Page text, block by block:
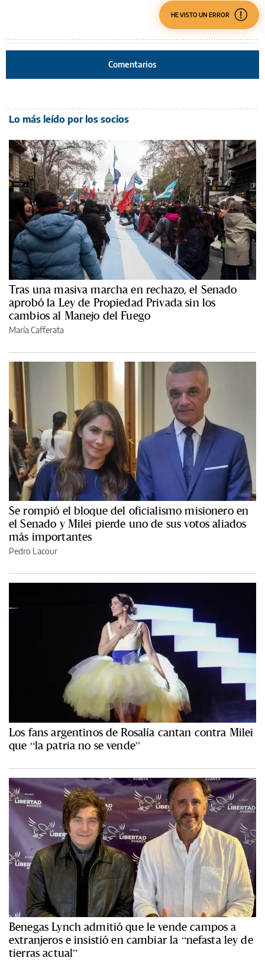
HE VISTO UN ERROR
Comentarios
Lo más leído por los socios
Tras una masiva marcha en rechazo, el Senado
aprobó la Ley de Propiedad Privada sin los
cambios al Manejo del Fuego
María Cafferata
Se rompió el bloque del oficialismo misionero en
el Senado y Milei pierde uno de sus votos aliados
más importantes
Pedro Lacour
Los fans argentinos de Rosalía cantan contra Milei
que “la patria no se vende”
Benegas Lynch admitió que le vende campos a
extranjeros e insistió en cambiar la “nefasta ley de
tierras actual”